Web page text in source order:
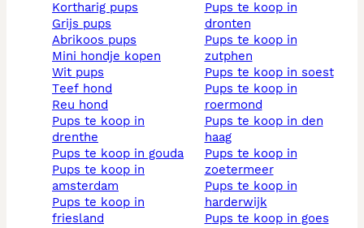
kortharig pups
grijs pups
abrikoos pups
mini hondje kopen
wit pups
teef hond
reu hond
pups te koop in
drenthe
pups te koop in gouda
pups te koop in
amsterdam
pups te koop in
friesland
pups te koop in
dronten
pups te koop in
zutphen
pups te koop in soest
pups te koop in
roermond
pups te koop in den
haag
pups te koop in
zoetermeer
pups te koop in
harderwijk
pups te koop in goes